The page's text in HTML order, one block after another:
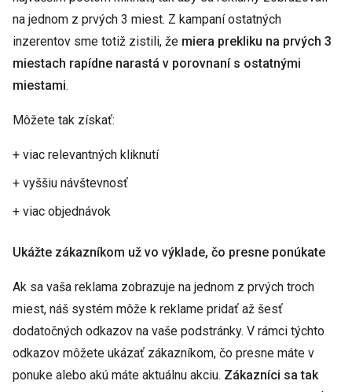
na jednom z prvých 3 miest. Z kampaní ostatných
inzerentov sme totiž zistili, že miera prekliku na prvých 3
miestach rapídne narastá v porovnaní s ostatnými
miestami.
Môžete tak získať:
+ viac relevantných kliknutí
+ vyššiu návštevnosť
+ viac objednávok
Ukážte zákazníkom už vo výklade, čo presne ponúkate
Ak sa vaša reklama zobrazuje na jednom z prvých troch
miest, náš systém môže k reklame pridať až šesť
dodatočných odkazov na vaše podstránky. V rámci týchto
odkazov môžete ukázať zákazníkom, čo presne máte v
ponuke alebo akú máte aktuálnu akciu. Zákazníci sa tak